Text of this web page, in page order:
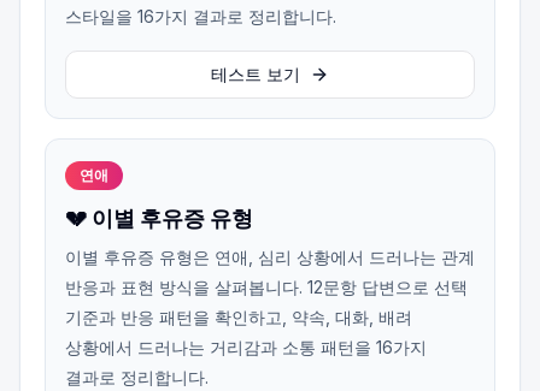
스타일을 16가지 결과로 정리합니다.
테스트 보기
연애
💔 이별 후유증 유형
이별 후유증 유형은 연애, 심리 상황에서 드러나는 관계
반응과 표현 방식을 살펴봅니다. 12문항 답변으로 선택
기준과 반응 패턴을 확인하고, 약속, 대화, 배려
상황에서 드러나는 거리감과 소통 패턴을 16가지
결과로 정리합니다.